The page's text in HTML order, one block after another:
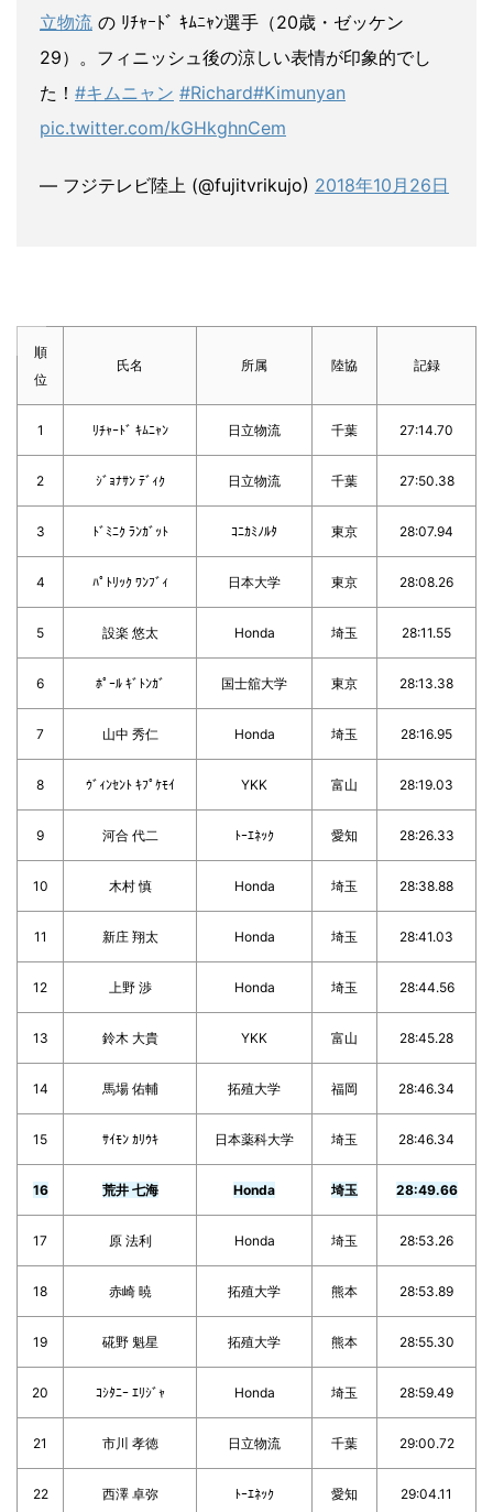
立物流 の ﾘﾁｬｰﾄﾞ ｷﾑﾆｬﾝ選手（20歳・ゼッケン
29）。フィニッシュ後の涼しい表情が印象的でし
た！ #キムニャン #Richard#Kimunyan
pic.twitter.com/kGHkghnCem
— フジテレビ陸上 (@fujitvrikujo) 2018年10月26日
順
位
氏名 所属 陸協 記録
1 ﾘﾁｬｰﾄﾞ ｷﾑﾆｬﾝ 日立物流 千葉 27:14.70
2 ｼﾞｮﾅｻﾝ ﾃﾞｨｸ 日立物流 千葉 27:50.38
3 ﾄﾞﾐﾆｸ ﾗﾝｶﾞｯﾄ ｺﾆｶﾐﾉﾙﾀ 東京 28:07.94
4 ﾊﾟﾄﾘｯｸ ﾜﾝﾌﾞｨ 日本大学 東京 28:08.26
5 設楽 悠太 Honda 埼玉 28:11.55
6 ﾎﾟｰﾙ ｷﾞﾄﾝｶﾞ 国士舘大学 東京 28:13.38
7 山中 秀仁 Honda 埼玉 28:16.95
8 ｳﾞｨﾝｾﾝﾄ ｷﾌﾟｹﾓｲ YKK 富山 28:19.03
9 河合 代二 ﾄｰｴﾈｯｸ 愛知 28:26.33
10 木村 慎 Honda 埼玉 28:38.88
11 新庄 翔太 Honda 埼玉 28:41.03
12 上野 渉 Honda 埼玉 28:44.56
13 鈴木 大貴 YKK 富山 28:45.28
14 馬場 佑輔 拓殖大学 福岡 28:46.34
15 ｻｲﾓﾝ ｶﾘｳｷ 日本薬科大学 埼玉 28:46.34
16 荒井 七海 Honda 埼玉 28:49.66
17 原 法利 Honda 埼玉 28:53.26
18 赤崎 暁 拓殖大学 熊本 28:53.89
19 硴野 魁星 拓殖大学 熊本 28:55.30
20 ｺｼﾀﾆｰ ｴﾘｼﾞｬ Honda 埼玉 28:59.49
21 市川 孝徳 日立物流 千葉 29:00.72
22 西澤 卓弥 ﾄｰｴﾈｯｸ 愛知 29:04.11